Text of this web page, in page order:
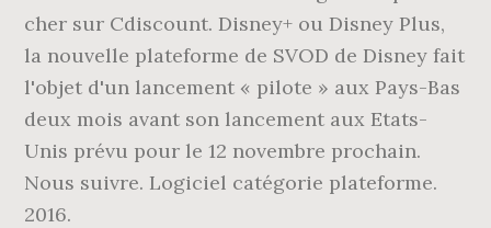
cher sur Cdiscount. Disney+ ou Disney Plus,
la nouvelle plateforme de SVOD de Disney fait
l'objet d'un lancement « pilote » aux Pays-Bas
deux mois avant son lancement aux Etats-
Unis prévu pour le 12 novembre prochain.
Nous suivre. Logiciel catégorie plateforme.
2016.